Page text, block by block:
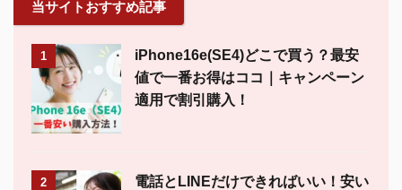
当サイトおすすめ記事
1
iPhone16e(SE4)どこで買う？最安
値で一番お得はココ｜キャンペーン
適用で割引購入！
2
電話とLINEだけできればいい！安い